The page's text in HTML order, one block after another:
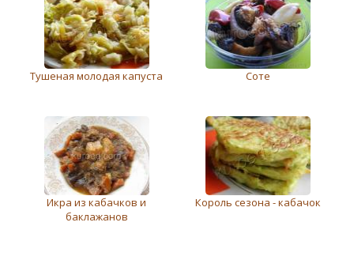
Тушеная молодая капуста Соте
Икра из кабачков и
баклажанов
Король сезона - кабачок